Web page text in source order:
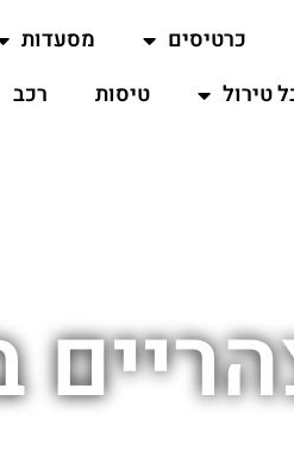
כרטיסים מסעדות
טירול
טיסות רכב